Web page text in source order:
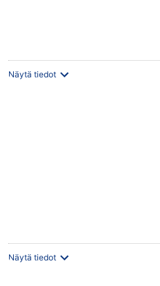
Näytä tiedot
Näytä tiedot